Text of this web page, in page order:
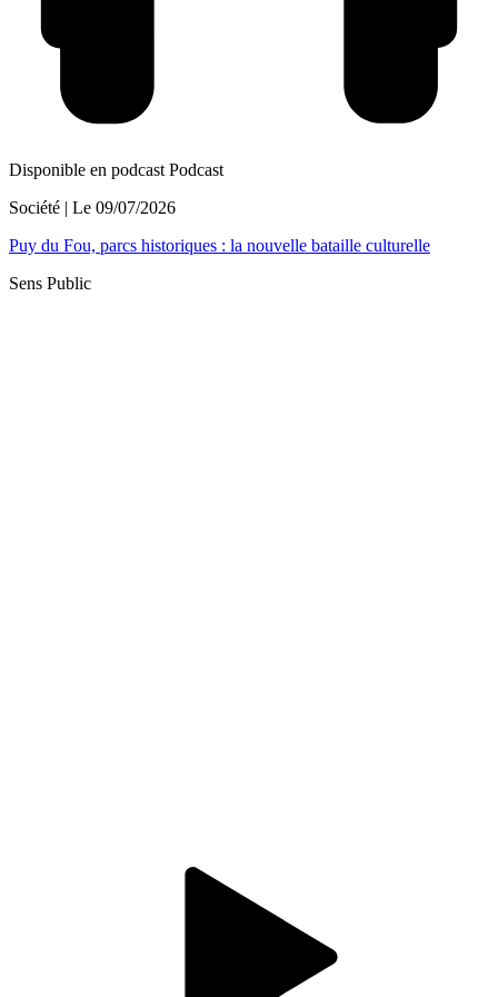
Disponible en podcast Podcast
Société | Le 09/07/2026
Puy du Fou, parcs historiques : la nouvelle bataille culturelle
Sens Public